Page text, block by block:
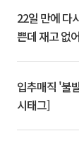
22일 만에 다
쁜데 재고 없
입추매직 '불
시태그]